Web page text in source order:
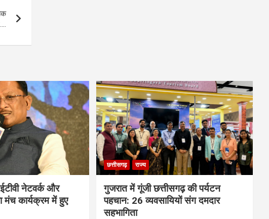
नेटवर्क और
मंच कार्यक्रम में हुए
छत्तीसगढ़ राज्य
गुजरात में गूंजी छत्तीसगढ़ की पर्यटन
पहचान: 26 व्यवसायियों संग दमदार
सहभागिता